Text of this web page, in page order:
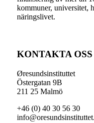
kommuner, universitet,
näringslivet.
KONTAKTA OSS
Øresundsinstituttet
Östergatan 9B
211 25 Malmö
+46 (0) 40 30 56 30